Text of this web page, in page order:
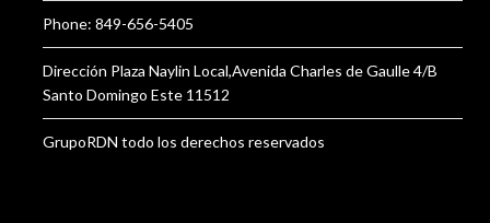
Phone: 849-656-5405
Dirección Plaza Naylin Local,Avenida Charles de Gaulle 4/B
Santo Domingo Este 11512
GrupoRDN todo los derechos reservados